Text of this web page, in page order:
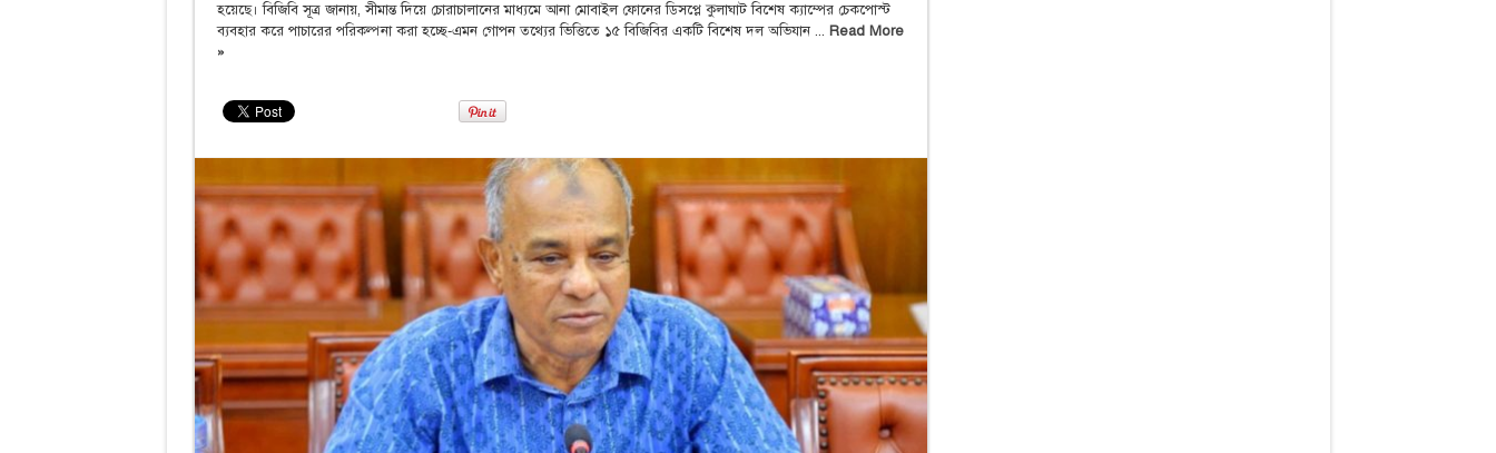
হয়েছে। ‎বিজিবি সূত্র জানায়, সীমান্ত দিয়ে চোরাচালানের মাধ্যমে আনা মোবাইল ফোনের ডিসপ্লে কুলাঘাট বিশেষ ক্যাম্পের চেকপোস্ট
ব্যবহার করে পাচারের পরিকল্পনা করা হচ্ছে-এমন গোপন তথ্যের ভিত্তিতে ১৫ বিজিবির একটি বিশেষ দল অভিযান ... Read More
»